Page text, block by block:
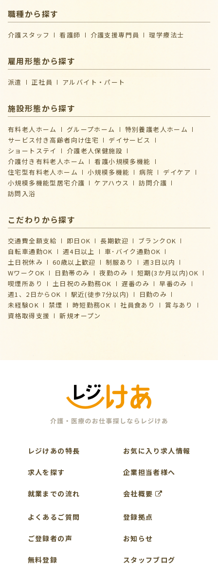
職種から探す
介護スタッフ 看護師 介護支援専門員 理学療法士
雇用形態から探す
派遣 正社員 アルバイト・パート
施設形態から探す
有料老人ホーム グループホーム
特別養護老人ホーム
サービス付き高齢者向け住宅
デイサービス
ショートステイ
介護⽼⼈保健施設
介護付き有料老人ホーム
看護小規模多機能
住宅型有料老人ホーム
小規模多機能 病院
デイケア
⼩規模多機能型居宅介護
ケアハウス
訪問介護
訪問入浴
こだわりから探す
交通費全額支給 即日OK 長期歓迎
ブランクOK
自転車通勤OK
週4日以上
車･バイク通勤OK
土日祝休み
60歳以上歓迎 制服あり
週3日以内
WワークOK
日勤帯のみ 夜勤のみ
短期(3か月以内)OK
喫煙所あり
土日祝のみ勤務OK 遅番のみ
早番のみ
週1、2日からOK
駅近(徒歩7分以内)
日勤のみ
未経験OK
禁煙 時短勤務OK 社員食あり
賞与あり
資格取得支援
新規オープン
レジけあの特長
求人を探す
就業までの流れ
よくあるご質問
ご登録者の声
無料登録
お気に入り求人情報
企業担当者様へ
会社概要
登録拠点
お知らせ
スタッフブログ